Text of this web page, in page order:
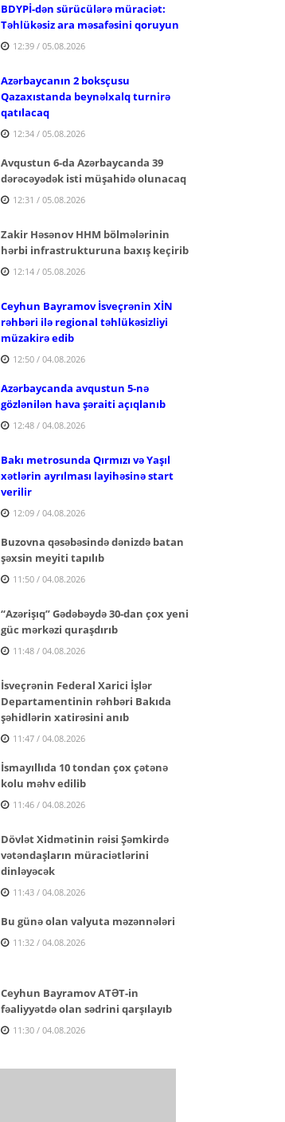
BDYPİ-dən sürücülərə müraciət:
Təhlükəsiz ara məsafəsini qoruyun
12:39 / 05.08.2026
Azərbaycanın 2 boksçusu
Qazaxıstanda beynəlxalq turnirə
qatılacaq
12:34 / 05.08.2026
Avqustun 6-da Azərbaycanda 39
dərəcəyədək isti müşahidə olunacaq
12:31 / 05.08.2026
Zakir Həsənov HHM bölmələrinin
hərbi infrastrukturuna baxış keçirib
12:14 / 05.08.2026
Ceyhun Bayramov İsveçrənin XİN
rəhbəri ilə regional təhlükəsizliyi
müzakirə edib
12:50 / 04.08.2026
Azərbaycanda avqustun 5-nə
gözlənilən hava şəraiti açıqlanıb
12:48 / 04.08.2026
Bakı metrosunda Qırmızı və Yaşıl
xətlərin ayrılması layihəsinə start
verilir
12:09 / 04.08.2026
Buzovna qəsəbəsində dənizdə batan
şəxsin meyiti tapılıb
11:50 / 04.08.2026
“Azərişıq” Gədəbəydə 30-dan çox yeni
güc mərkəzi quraşdırıb
11:48 / 04.08.2026
İsveçrənin Federal Xarici İşlər
Departamentinin rəhbəri Bakıda
şəhidlərin xatirəsini anıb
11:47 / 04.08.2026
İsmayıllıda 10 tondan çox çətənə
kolu məhv edilib
11:46 / 04.08.2026
Dövlət Xidmətinin rəisi Şəmkirdə
vətəndaşların müraciətlərini
dinləyəcək
11:43 / 04.08.2026
Bu günə olan valyuta məzənnələri
11:32 / 04.08.2026
Ceyhun Bayramov ATƏT-in
fəaliyyətdə olan sədrini qarşılayıb
11:30 / 04.08.2026